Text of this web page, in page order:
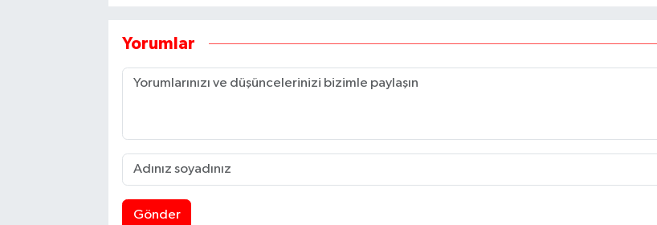
Yorumlar
Gönder